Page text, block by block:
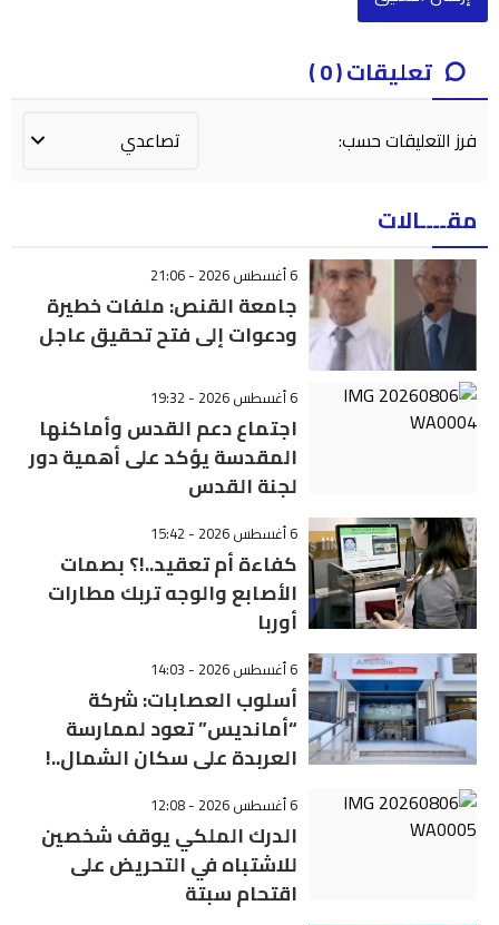
تعليقات ( 0 )
فرز التعليقات حسب:
مقــــالات
6 أغسطس 2026 - 21:06
جامعة القنص: ملفات خطيرة
ودعوات إلى فتح تحقيق عاجل
6 أغسطس 2026 - 19:32
اجتماع دعم القدس وأماكنها
المقدسة يؤكد على أهمية دور
لجنة القدس
6 أغسطس 2026 - 15:42
كفاءة أم تعقيد..!؟ بصمات
الأصابع والوجه تربك مطارات
أوربا
6 أغسطس 2026 - 14:03
أسلوب العصابات: شركة
“أمانديس” تعود لممارسة
العربدة على سكان الشمال..!
6 أغسطس 2026 - 12:08
الدرك الملكي يوقف شخصين
للاشتباه في التحريض على
اقتحام سبتة